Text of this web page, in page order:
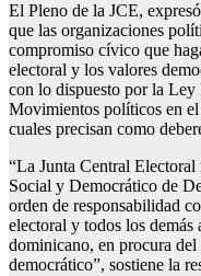
El Pleno de la JCE,
que las organizaciones
compromiso cívico que
electoral y los valores
con lo dispuesto por la
Movimientos políticos en
cuales precisan como
“La Junta Central
Social y Democrático de
orden de responsabilidad
electoral y todos los demás
dominicano, en procura
democrático”, sostiene la